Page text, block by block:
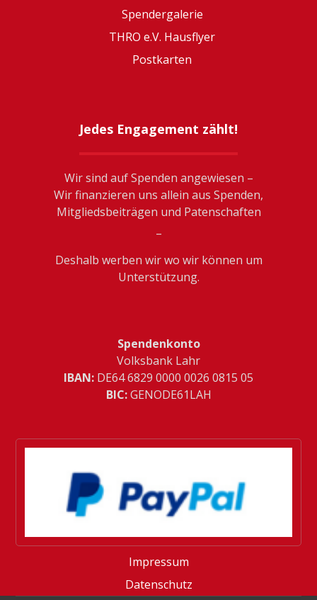
Spendergalerie
THRO e.V. Hausflyer
Postkarten
Jedes Engagement zählt!
Wir sind auf Spenden angewiesen –
Wir finanzieren uns allein aus Spenden,
Mitgliedsbeiträgen und Patenschaften
Deshalb werben wir wo wir können um
Unterstützung.
Spendenkonto
Volksbank Lahr
IBAN: ­DE64 6829 0000 0026 0815 05
BIC:GENODE61LAH
Impressum
Datenschutz